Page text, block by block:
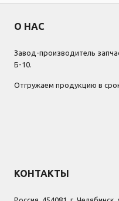
О НАС
Завод-производитель
Б-10.
Отгружаем продукцию в
КОНТАКТЫ